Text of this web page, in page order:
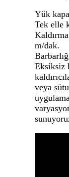
Yük
Tek elle
m/dak.
Eksiksiz
veya